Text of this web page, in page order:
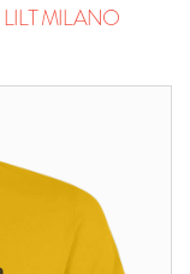
LILT MILANO